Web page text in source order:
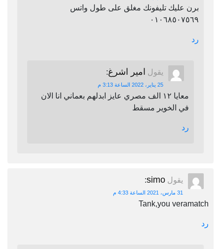
برن عليك تليفونك مغلق على طول واتس
٠١٠٦٨٥٠٧٥٦٩
رد
يقول امير اشرغ:
25 يناير، 2022 الساعة 3:13 م
معايا ١٢ الف مصري عايز ابدلهم بعماني انا الان
في الخوير مسقط
رد
يقول simo
:
31 مارس، 2021 الساعة 4:33 م
Tank,you veramatch
رد